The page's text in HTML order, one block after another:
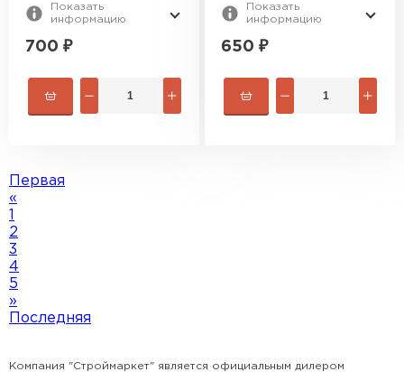
Показать
информацию
700 ₽
Показать
информацию
650 ₽
Первая
«
2
3
4
5
»
Последняя
Компания "Строймаркет" является официальным дилером